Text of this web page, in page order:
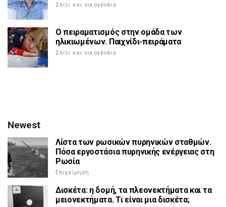
Σπίτι και οικογένεια
Ο πειραματισμός στην ομάδα των
ηλικιωμένων. Παιχνίδι-πειράματα
Σπίτι και οικογένεια
Newest
Λίστα των ρωσικών πυρηνικών σταθμών.
Πόσα εργοστάσια πυρηνικής ενέργειας στη
Ρωσία
Επιχείρηση
Δισκέτα: η δομή, τα πλεονεκτήματα και τα
μειονεκτήματα. Τι είναι μια δισκέτα;